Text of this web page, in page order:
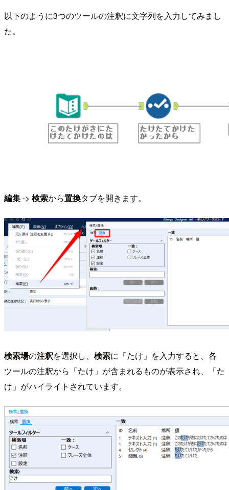
以下のように3つのツールの注釈に文字列を入力してみまし
た。
編集-> 検索から置換タブを開きます。
検索場の注釈を選択し、 検索に「たけ」を入力すると、各
ツールの注釈から「たけ」が含まれるものが表示され、「た
け」がハイライトされています。